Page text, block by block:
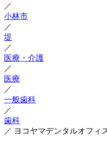
／
小林市
／
堤
／
医療・介護
／
医療
／
一般歯科
／
歯科
／ ヨコヤマデンタルオフィ